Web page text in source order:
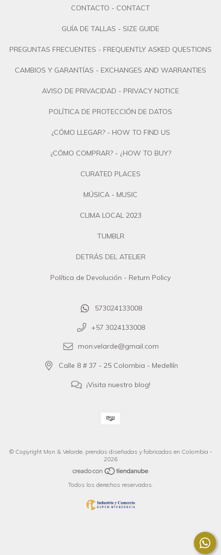
CONTACTO - CONTACT
GUÍA DE TALLAS - SIZE GUIDE
PREGUNTAS FRECUENTES - FREQUENTLY ASKED QUESTIONS
CAMBIOS Y GARANTÍAS - EXCHANGES AND WARRANTIES
AVISO DE PRIVACIDAD - PRIVACY NOTICE
POLÍTICA DE PROTECCIÓN DE DATOS
¿CÓMO LLEGAR? - HOW TO FIND US
¿CÓMO COMPRAR? - ¿HOW TO BUY?
CURATED PLACES
MÚSICA - MUSIC
CLIMA LOCAL 2023
TUMBLR
DETRÁS DEL ATELIER
Política de Devolución - Return Policy
573024133008
+57 3024133008
mon.velarde@gmail.com
Calle 8 # 37 - 25 Colombia - Medellín
¡Visita nuestro blog!
© Copyright Mon & Velarde, prendas diseñadas y fabricadas en Colombia -
2026
Todos los derechos reservados.